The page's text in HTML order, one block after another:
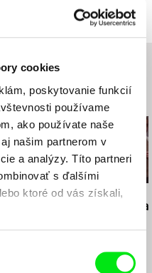
cookies
poskytovanie funkcií
používame
ako používate naše
našim partnerom v
a analýzy. Títo partneri
s ďalšími
ktoré od vás získali,
obhajcu
Martin Hollý
Smrť šitá